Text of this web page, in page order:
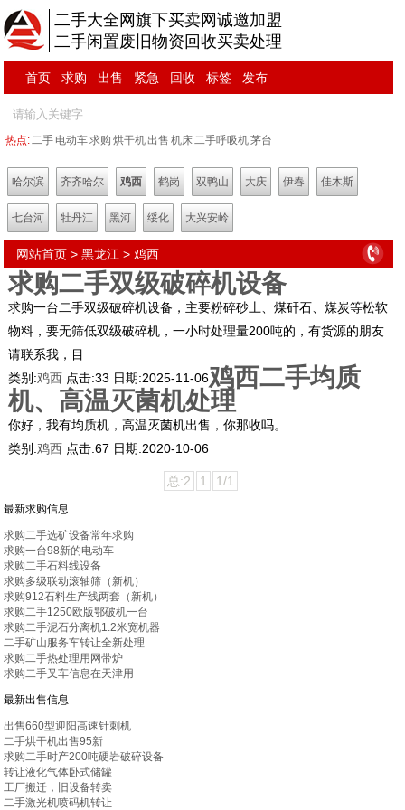
二手大全网旗下买卖网诚邀加盟
二手闲置废旧物资回收买卖处理
首页 求购 出售 紧急 回收 标签 发布
热点:二手 电动车求购 烘干机出售 机床二手呼吸机茅台
哈尔滨 齐齐哈尔 鸡西 鹤岗 双鸭山 大庆 伊春 佳木斯
七台河 牡丹江 黑河 绥化 大兴安岭
网站首页 >黑龙江 >鸡西
求购二手双级破碎机设备
求购一台二手双级破碎机设备，主要粉碎砂土、煤矸石、煤炭等松软
物料，要无筛低双级破碎机，一小时处理量200吨的，有货源的朋友
请联系我，目
类别:鸡西 点击:33 日期:2025-11-06鸡西二手均质
机、高温灭菌机处理
你好，我有均质机，高温灭菌机出售，你那收吗。
类别:鸡西 点击:67 日期:2020-10-06
总:2 1 1/1
最新求购信息
求购二手选矿设备常年求购
求购一台98新的电动车
求购二手石料线设备
求购多级联动滚轴筛（新机）
求购912石料生产线两套（新机）
求购二手1250欧版鄂破机一台
求购二手泥石分离机1.2米宽机器
二手矿山服务车转让全新处理
求购二手热处理用网带炉
求购二手叉车信息在天津用
最新出售信息
出售660型迎阳高速针刺机
二手烘干机出售95新
求购二手时产200吨硬岩破碎设备
转让液化气体卧式储罐
工厂搬迁，旧设备转卖
二手激光机喷码机转让